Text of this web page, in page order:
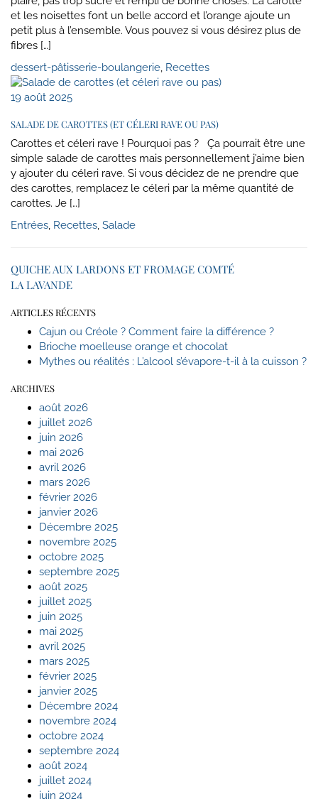
et les noisettes font un belle accord et l’orange ajoute un
petit plus à l’ensemble. Vous pouvez si vous désirez plus de
fibres […]
dessert-pâtisserie-boulangerie, Recettes
19 août 2025
SALADE DE CAROTTES (ET CÉLERI RAVE OU PAS)
Carottes et céleri rave ! Pourquoi pas ? Ça pourrait être une
simple salade de carottes mais personnellement j’aime bien
y ajouter du céleri rave. Si vous décidez de ne prendre que
des carottes, remplacez le céleri par la même quantité de
carottes. Je […]
Entrées, Recettes, Salade
QUICHE AUX LARDONS ET FROMAGE COMTÉ
LA LAVANDE
ARTICLES RÉCENTS
Cajun ou Créole ? Comment faire la différence ?
Brioche moelleuse orange et chocolat
Mythes ou réalités : L’alcool s’évapore-t-il à la cuisson ?
ARCHIVES
août 2026
juillet 2026
juin 2026
mai 2026
avril 2026
mars 2026
février 2026
janvier 2026
Décembre 2025
novembre 2025
octobre 2025
septembre 2025
août 2025
juillet 2025
juin 2025
mai 2025
avril 2025
mars 2025
février 2025
janvier 2025
Décembre 2024
novembre 2024
octobre 2024
septembre 2024
août 2024
juillet 2024
juin 2024